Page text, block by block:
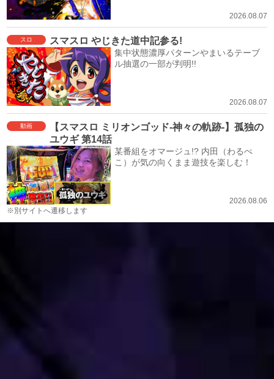
2026.08.07
スロ スマスロ やじきた道中記参る!
集中状態濃厚パターンやまいるテーブ
ル抽選の一部が判明!!
2026.08.07
動画
【スマスロ ミリオンゴッド-神々の軌跡-】孤独の
ユウギ 第14話
某番組をオマージュ!? 内田（わるぺ
こ）が気の向くまま遊技を楽しむ！
2026.08.06
※別サイトへ遷移します